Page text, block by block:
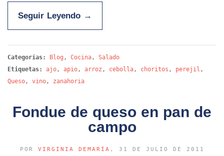
Seguir Leyendo →
Categorías: Blog , Cocina, Salado
Etiquetas:
ajo, apio, arroz , cebolla, choritos , perejil ,
Queso, vino, zanahoria
Fondue de queso en pan de
campo
POR VIRGINIA DEMARÍA , 31 DE JULIO DE 2011